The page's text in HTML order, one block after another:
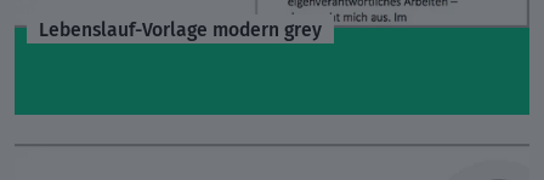
Lebenslauf-Vorlage modern grey